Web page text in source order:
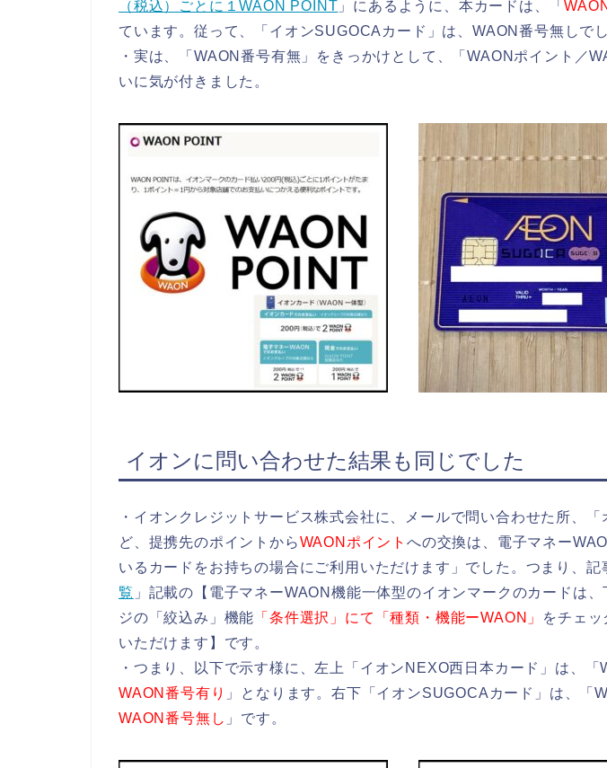
（税込）ごとに１WAON POINT 」にあるように、本カードは、「
ています。従って、「イオンSUGOCAカード」は、WAON番号無しでし
・実は、「WAON番号有無」をきっかけとして、「WAONポイント／
いに気が付きました。
イオンに問い合わせた結果も同じでした
・イオンクレジットサービス株式会社に、メールで問い合わせた所、「
ど、提携先のポイントからWAONポイントへの交換は、電子マネー
いるカードをお持ちの場合にご利用いただけます」でした。つまり、記
覧 」記載の【電子マネーWAON機能一体型のイオンマークのカードは
ジの「絞込み」機能 「条件選択」にて「種類・機能ーWAON」
をチェ
いただけま す】です。
・つまり、以下で示す様に、左上「イオンNEXO西日本カード」は、「
WAON番号有り 」となります。右下「イオンSUGOCAカード」は、「
WAON番号無し 」です。